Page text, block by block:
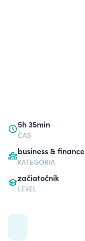
5h 35min
ČAS
business & finance
KATEGÓRIA
začiatočník
LEVEL